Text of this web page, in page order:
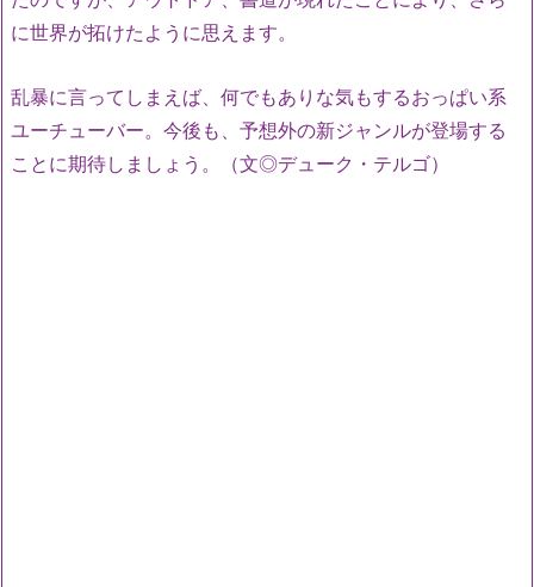
に世界が拓けたように思えます。
乱暴に言ってしまえば、何でもありな気もするおっぱい系
ユーチューバー。今後も、予想外の新ジャンルが登場する
ことに期待しましょう。（文◎デューク・テルゴ）